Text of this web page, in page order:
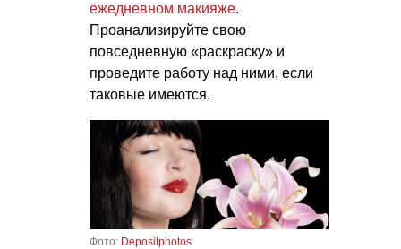
ежедневном макияже.
Проанализируйте свою
повседневную «раскраску» и
проведите работу над ними, если
таковые имеются.
Фото: Depositphotos